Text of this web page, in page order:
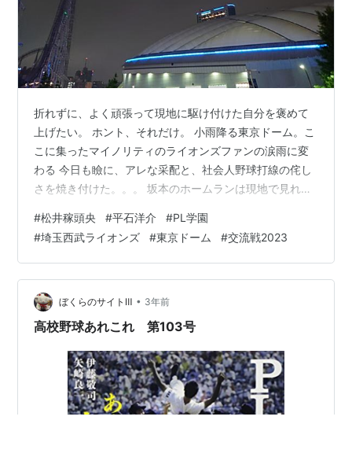
折れずに、よく頑張って現地に駆け付けた自分を褒めて
上げたい。 ホント、それだけ。 小雨降る東京ドーム。こ
こに集ったマイノリティのライオンズファンの涙雨に変
わる 今日も瞼に、アレな采配と、社会人野球打線の侘し
さを焼き付けた。。。 坂本のホームランは現地で見れな
消えた…。オレって疫病神？ 正直、プロの打者が外崎し
かいないんだもの、そりゃ、打てないのも仕方ない。 実
力を伴う高給取りが居並ぶ相手打線に、投手陣は、よく
投げたわ…。 マキノンを使い続けて、強烈なサイドブレ
ーキを引きまくられる、勝負勘音痴。 ここのところ、ど
れだけチャンスを潰した事か…。(選…
#松井稼頭央 #平石洋介 #PL学園
#埼玉西武ライオンズ #東京ドーム #交流戦2023
ぼくらのサイトⅢ • 3年前
高校野球あれこれ 第103号